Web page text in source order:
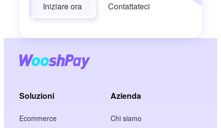
Iniziare ora Contattateci
Soluzioni
Ecommerce
Azienda
Chi siamo